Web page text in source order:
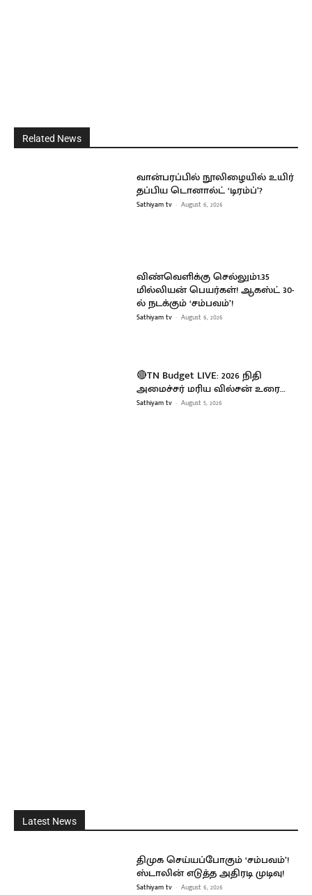
Related News
வான்பரப்பில் நூலிழையில் உயிர்
தப்பிய டொனால்ட் ‘டிரம்ப்’?
Sathiyam tv - August 6, 2026
விண்வெளிக்கு செல்லும்1.35
மில்லியன் பெயர்கள்! ஆகஸ்ட் 30-
ல் நடக்கும் ‘சம்பவம்’!
Sathiyam tv - August 6, 2026
🔴TN Budget LIVE: 2026 நிதி
அமைச்சர் மரிய வில்சன் உரை…
Sathiyam tv - August 5, 2026
Latest News
திமுக செய்யப்போகும் ‘சம்பவம்’!
ஸ்டாலின் எடுத்த அதிரடி முடிவு!
Sathiyam tv - August 6, 2026